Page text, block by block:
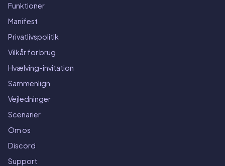
Funktioner
Manifest
Privatlivspolitik
Vilkår for brug
Hvælving-invitation
Sammenlign
Vejledninger
Scenarier
Om os
Discord
Support